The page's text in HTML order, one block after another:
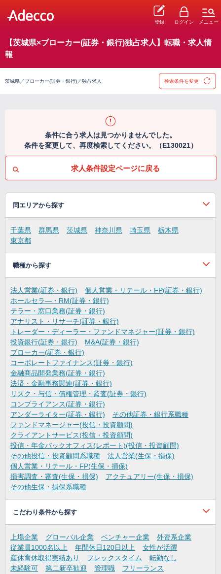
登録 ログイン メニュー
【茨城県×ブローカー(証券・銀行)独占求人】転職・求人情
報
茨城県／ブローカー(証券・銀行)／独占求人 検索条件を変更
条件に合う求人は見つかりませんでした。
条件を変更して、再度検索してください。（E130021）
求人条件設定ページに戻る
同エリアから探す
千葉県 群馬県 茨城県 神奈川県 埼玉県
栃木県
東京都
職種から探す
法人営業(証券・銀行)
個人営業・リテール・FP(証券・銀行)
ホールセラ―・RM(証券・銀行)
テラー・窓口業務(証券・銀行)
アナリスト・リサーチ(証券・銀行)
トレーダー・ディーラー・ファンドマネジャー(証券・銀行)
投資銀行(証券・銀行)
M&A(証券・銀行)
ブローカー(証券・銀行)
コーポレートファイナンス(証券・銀行)
金融商品開発業務(証券・銀行)
決済・金融事務関連(証券・銀行)
リスク・与信・債権管理・監査(証券・銀行)
コンプライアンス(証券・銀行)
アンダーライター(証券・銀行)
その他証券・銀行系職種
ファンドマネージャー(投信・投資顧問)
クライアントサービス(投信・投資顧問)
投信・年金バックオフィス(レポート)(投信・投資顧問)
その他投信・投資顧問系職種
法人営業(生保・損保)
個人営業・リテール・FP(生保・損保)
損害調査・審査(生保・損保)
アクチュアリー(生保・損保)
その他生保・損保系職種
こだわり条件から探す
上場企業 グローバル企業 ベンチャー企業
外資系企業
従業員1000名以上
年間休日120日以上
女性が活躍
産休育休取得実績あり
フレックスタイム
転勤なし
未経験可
第二新卒歓迎 管理職
フリーランス